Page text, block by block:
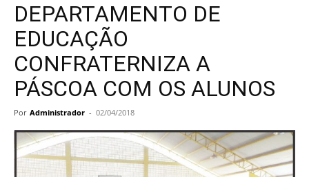
DEPARTAMENTO DE
EDUCAÇÃO
CONFRATERNIZA A
PÁSCOA COM OS ALUNOS
Por Administrador - 02/04/2018